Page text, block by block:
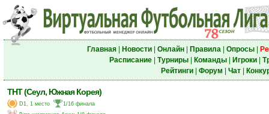
Главная| Новости| Онлайн| Правила| Опросы|
Расписание| Турниры| Команды| Игроки|
Рейтинги| Форум Чат|
ТНТ (Сеул, Южная Корея)
D1, 1 место
1/16 финала